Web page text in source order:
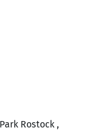
Rostock ,